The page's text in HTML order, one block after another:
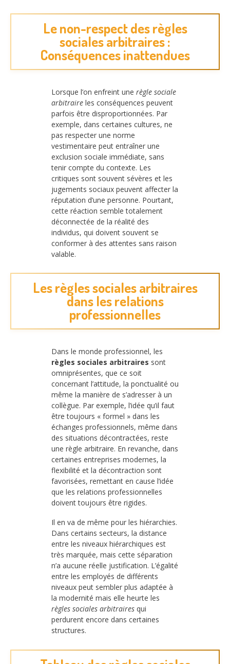
Le non-respect des règles
sociales arbitraires :
Conséquences inattendues
Lorsque l’on enfreint une règle sociale
arbitraire les conséquences peuvent
parfois être disproportionnées. Par
exemple, dans certaines cultures, ne
pas respecter une norme
vestimentaire peut entraîner une
exclusion sociale immédiate, sans
tenir compte du contexte. Les
critiques sont souvent sévères et les
jugements sociaux peuvent affecter la
réputation d’une personne. Pourtant,
cette réaction semble totalement
déconnectée de la réalité des
individus, qui doivent souvent se
conformer à des attentes sans raison
valable.
Les règles sociales arbitraires
dans les relations
professionnelles
Dans le monde professionnel, les
règles sociales arbitraires sont
omniprésentes, que ce soit
concernant l’attitude, la ponctualité ou
même la manière de s’adresser à un
collègue. Par exemple, l’idée qu’il faut
être toujours « formel » dans les
échanges professionnels, même dans
des situations décontractées, reste
une règle arbitraire. En revanche, dans
certaines entreprises modernes, la
flexibilité et la décontraction sont
favorisées, remettant en cause l’idée
que les relations professionnelles
doivent toujours être rigides.
Il en va de même pour les hiérarchies.
Dans certains secteurs, la distance
entre les niveaux hiérarchiques est
très marquée, mais cette séparation
n’a aucune réelle justification. L’égalité
entre les employés de différents
niveaux peut sembler plus adaptée à
la modernité mais elle heurte les
règles sociales arbitraires qui
perdurent encore dans certaines
structures.